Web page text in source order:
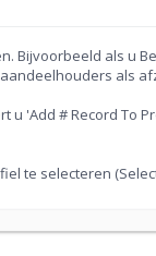
Bijvoorbeeld als u
als
u 'Add # Record To
te selecteren